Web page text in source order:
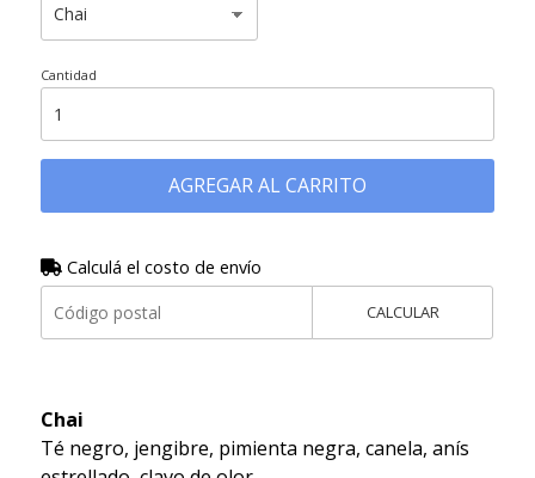
Cantidad
AGREGAR AL CARRITO
Calculá el costo de envío
CALCULAR
Chai
Té negro, jengibre, pimienta negra, canela, anís